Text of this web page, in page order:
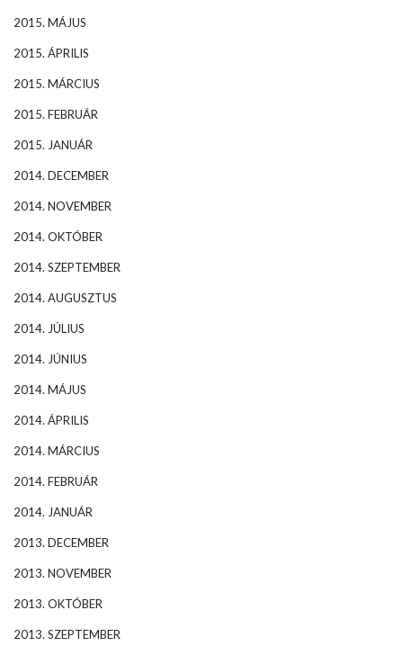
2015. MÁJUS
2015. ÁPRILIS
2015. MÁRCIUS
2015. FEBRUÁR
2015. JANUÁR
2014. DECEMBER
2014. NOVEMBER
2014. OKTÓBER
2014. SZEPTEMBER
2014. AUGUSZTUS
2014. JÚLIUS
2014. JÚNIUS
2014. MÁJUS
2014. ÁPRILIS
2014. MÁRCIUS
2014. FEBRUÁR
2014. JANUÁR
2013. DECEMBER
2013. NOVEMBER
2013. OKTÓBER
2013. SZEPTEMBER